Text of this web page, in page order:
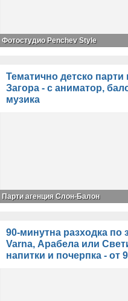
Фотостудио Penchev Style
Тематично детско
Загора - с аниматор,
музика
Парти агенция Слон-Балон
90-минутна разходка по
Varna, Арабела или
напитки и почерпка - от